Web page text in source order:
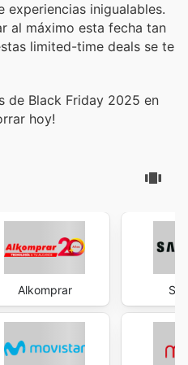
inigualables.
al máximo esta fecha tan
limited-time deals se te
de Black Friday 2025 en
hoy!
Alkomprar